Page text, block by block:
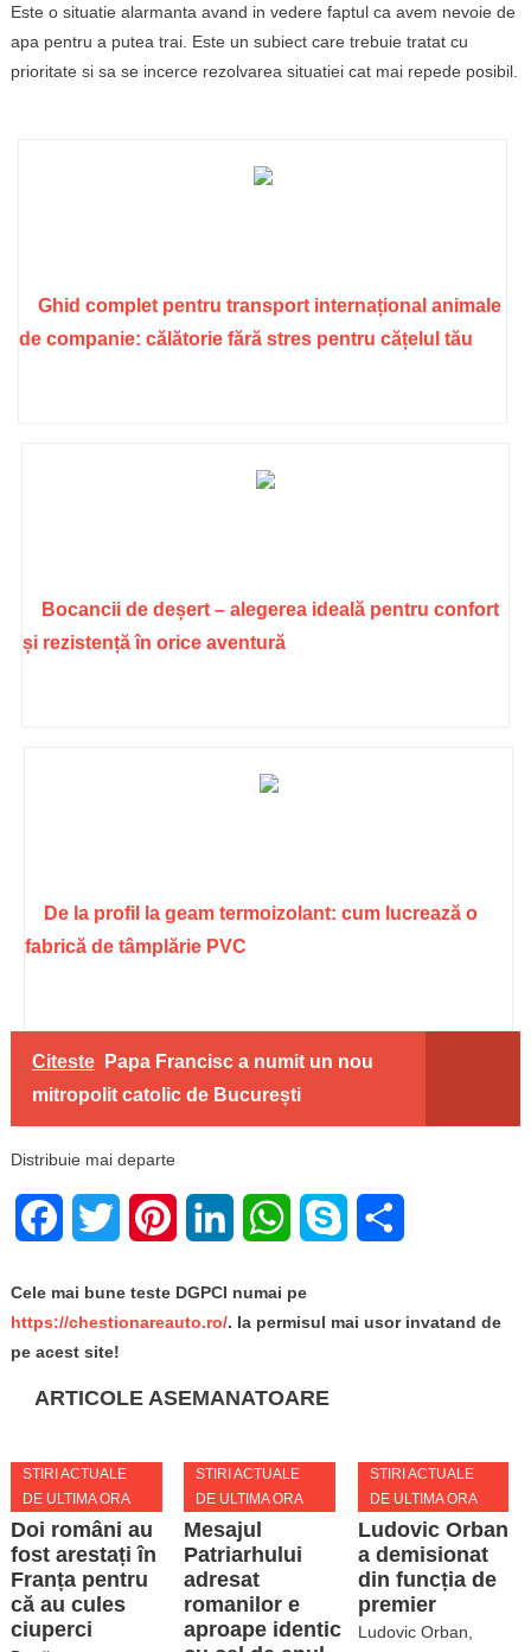
Este o situatie alarmanta avand in vedere faptul ca avem nevoie de
apa pentru a putea trai. Este un subiect care trebuie tratat cu
prioritate si sa se incerce rezolvarea situatiei cat mai repede posibil.
Ghid complet pentru transport internațional animale
de companie: călătorie fără stres pentru cățelul tău
Bocancii de deșert – alegerea ideală pentru confort
și rezistență în orice aventură
De la profil la geam termoizolant: cum lucrează o
fabrică de tâmplărie PVC
Citeste
Papa Francisc a numit un nou
mitropolit catolic de București
Distribuie mai departe
FacebookTwitter PinterestLinkedIn WhatsApp
Skype
Cele mai bune teste DGPCI numai pe
https://chestionareauto.ro/. Ia permisul mai usor invatand de
pe acest site!
ARTICOLE ASEMANATOARE
STIRI ACTUALE
DE ULTIMA ORA
Doi români au
fost arestați în
Franța pentru
că au cules
ciuperci
STIRI ACTUALE
DE ULTIMA ORA
Mesajul
Patriarhului
adresat
romanilor e
aproape identic
STIRI ACTUALE
DE ULTIMA ORA
Ludovic Orban
a demisionat
din funcția de
premier
Ludovic Orban,